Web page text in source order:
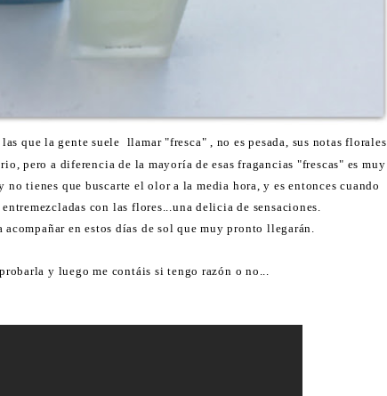
las que la gente suele llamar "fresca" , no es pesada, sus notas florales
pero a diferencia de la mayoría de esas fragancias "frescas" es muy
no tienes que buscarte el olor a la media hora, y es entonces cuando
entremezcladas con las flores...una delicia de sensaciones.
acompañar en estos días de sol que muy pronto llegarán.
y luego me contáis si tengo razón o no...